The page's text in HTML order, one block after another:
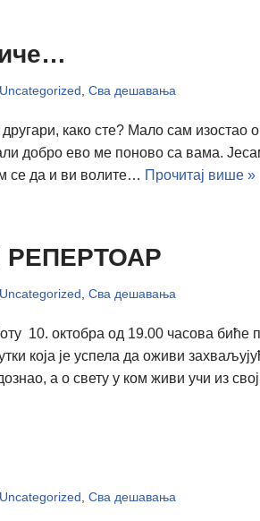
Uncategorized Сва дешавања
како сте? Мало сам
добро ево ме поново са вама.
да и ви волите… Прочитај више »
Uncategorized Сва дешавања
10. октобра од 19.00 часова
која је успела да оживи
а о свету у ком живи учи из
Uncategorized Сва дешавања